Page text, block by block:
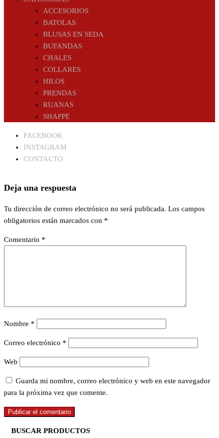
ACCESORIOS
BATOLAS
BLUSAS EN SEDA
BUFANDAS
CHALES
COLLARES
HILOS
PRENDAS
RUANAS
SHAPPE
FACEBOOK
INSTAGRAM
CONTACTO
Deja una respuesta
Tu dirección de correo electrónico no será publicada. Los campos
obligatorios están marcados con *
Comentario *
Nombre *
Correo electrónico *
Web
Guarda mi nombre, correo electrónico y web en este navegador
para la próxima vez que comente.
BUSCAR PRODUCTOS